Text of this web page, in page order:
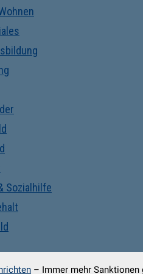
Sozialhilfe
– Immer mehr Sanktionen